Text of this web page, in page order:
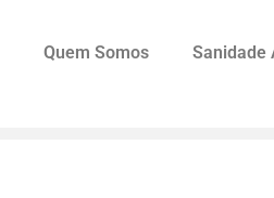
Quem Somos Sanidade